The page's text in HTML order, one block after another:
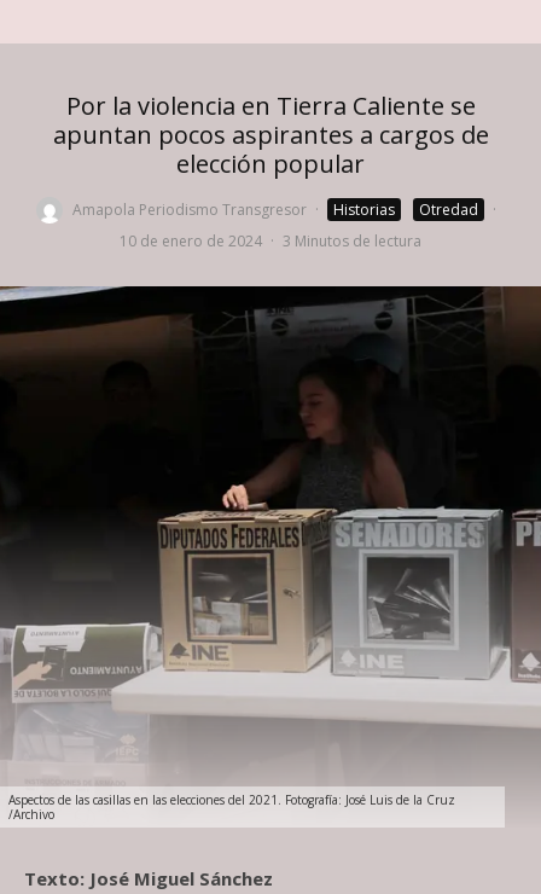
Por la violencia en Tierra Caliente se
apuntan pocos aspirantes a cargos de
elección popular
Amapola Periodismo Transgresor · Historias Otredad
·
10 de enero de 2024 · 3 Minutos de lectura
Aspectos de las casillas en las elecciones del 2021. Fotografía: José Luis de la Cruz
/Archivo
Texto: José Miguel Sánchez